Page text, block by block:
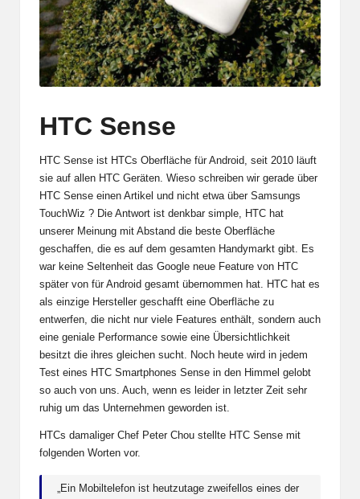
HTC Sense
HTC Sense ist HTCs Oberfläche für Android, seit 2010 läuft
sie auf allen HTC Geräten. Wieso schreiben wir gerade über
HTC Sense einen Artikel und nicht etwa über Samsungs
TouchWiz ? Die Antwort ist denkbar simple, HTC hat
unserer Meinung mit Abstand die beste Oberfläche
geschaffen, die es auf dem gesamten Handymarkt gibt. Es
war keine Seltenheit das Google neue Feature von HTC
später von für Android gesamt übernommen hat. HTC hat es
als einzige Hersteller geschafft eine Oberfläche zu
entwerfen, die nicht nur viele Features enthält, sondern auch
eine geniale Performance sowie eine Übersichtlichkeit
besitzt die ihres gleichen sucht. Noch heute wird in jedem
Test eines HTC Smartphones Sense in den Himmel gelobt
so auch von uns. Auch, wenn es leider in letzter Zeit sehr
ruhig um das Unternehmen geworden ist.
HTCs damaliger Chef Peter Chou stellte HTC Sense mit
folgenden Worten vor.
„Ein Mobiltelefon ist heutzutage zweifellos eines der